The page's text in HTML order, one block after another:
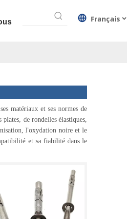
Français
matériaux et ses normes de
de rondelles élastiques,
l'oxydation noire et le
et sa fiabilité dans le